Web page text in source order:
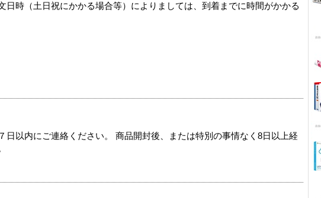
時（土日祝にかかる場合等）によりましては、到着までに時間がかかる
日以内にご連絡ください。 商品開封後、または特別の事情なく8日以上経